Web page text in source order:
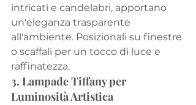
intricati e candelabri, apportano
un'eleganza trasparente
all'ambiente. Posizionali su finestre
o scaffali per un tocco di luce e
raffinatezza.
3. Lampade Tiffany per
Luminosità Artistica